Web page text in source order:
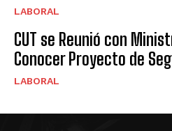
LABORAL
CUT se Reunió con
Conocer Proyecto de
LABORAL